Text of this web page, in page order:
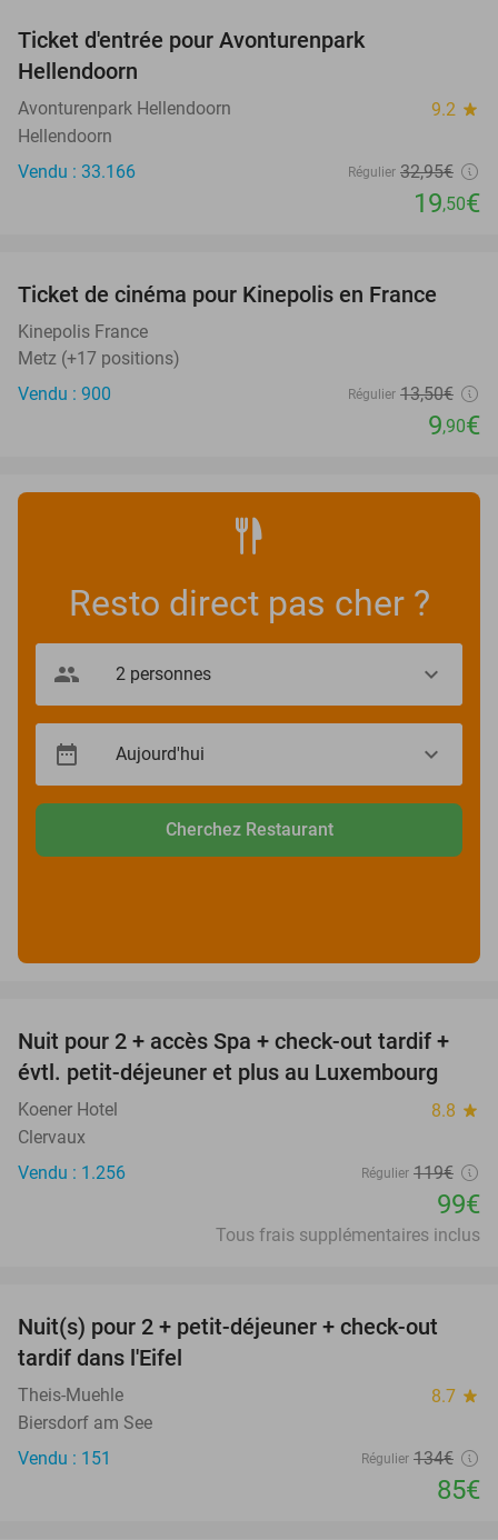
Ticket d'entrée pour Avonturenpark
Hellendoorn
Avonturenpark Hellendoorn 9.2 star
Hellendoorn
Vendu : 33.166
Régulier 32,95€
19,50€
27%
OUT
Ticket de cinéma pour Kinepolis en France
Kinepolis France
Metz (+17 positions)
Vendu : 900
Régulier 13,50€
9,90€
Resto direct pas cher ?
Cherchez Restaurant
17%
Nuit pour 2 + accès Spa + check-out tardif +
évtl. petit-déjeuner et plus au Luxembourg
Koener Hotel 8.8 star
Clervaux
Vendu : 1.256
Régulier 119€
99€
Tous frais supplémentaires inclus
37%
Nuit(s) pour 2 + petit-déjeuner + check-out
tardif dans l'Eifel
Theis-Muehle 8.7 star
Biersdorf am See
Vendu : 151
Régulier 134€
85€